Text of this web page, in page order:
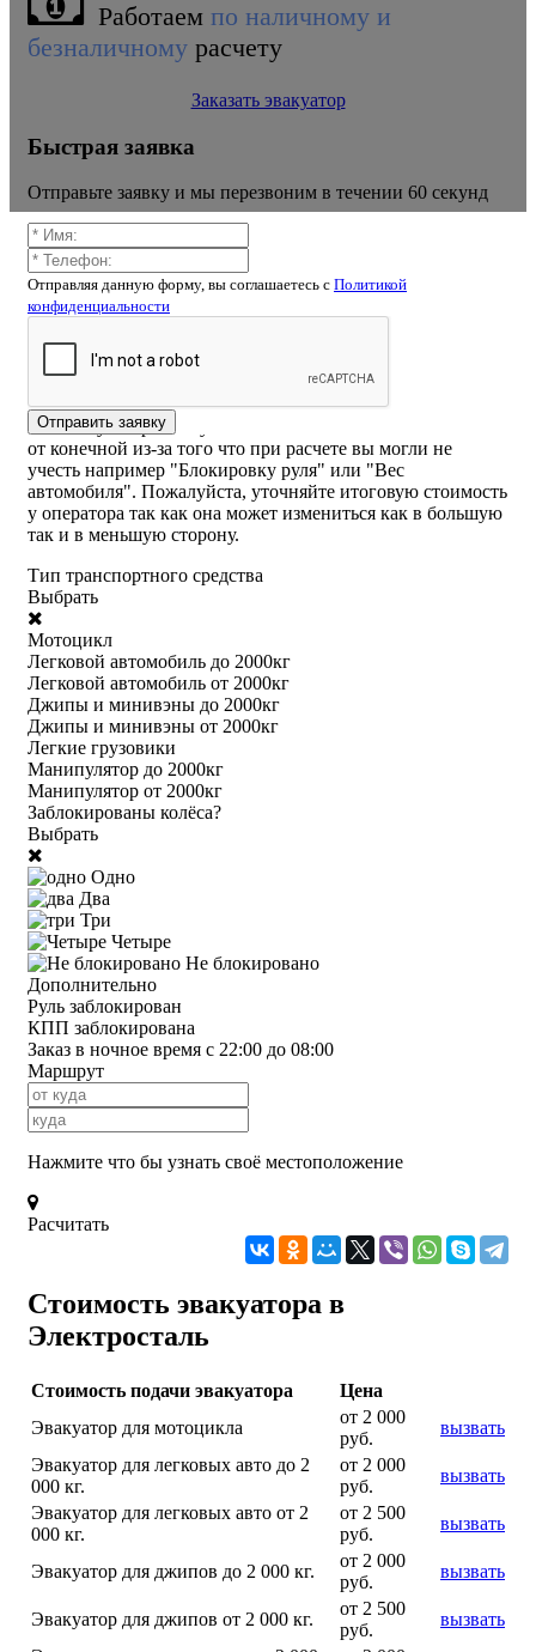
Работаем по наличному и
безналичному расчету
Заказать эвакуатор
Быстрая заявка
Отправьте заявку и мы перезвоним в течении 60 секунд
Отправляя данную форму, вы соглашаетесь c Политикой
конфиденциальности
Отправить заявку
Калькулятор расчёта стоимости
эвакуатора Электросталь
ВНИМАНИЕ! Стоимость рассчитанная самостоятельно
на калькуляторе или указанная на сайте может отличаться
от конечной из-за того что при расчете вы могли не
учесть например "Блокировку руля" или "Вес
автомобиля". Пожалуйста, уточняйте итоговую стоимость
у оператора так как она может измениться как в большую
так и в меньшую сторону.
Тип транспортного средства
Выбрать
Мотоцикл
Легковой автомобиль до 2000кг
Легковой автомобиль от 2000кг
Джипы и минивэны до 2000кг
Джипы и минивэны от 2000кг
Легкие грузовики
Манипулятор до 2000кг
Манипулятор от 2000кг
Заблокированы колёса?
Выбрать
Одно
Два
Три
Четыре
Не блокировано
Дополнительно
Руль заблокирован
КПП заблокирована
Заказ в ночное время с 22:00 до 08:00
Маршрут
Нажмите что бы узнать своё местоположение
Расчитать
Стоимость эвакуатора в
Электросталь
Стоимость подачи эвакуатора
Цена
Эвакуатор для мотоцикла
от 2 000
руб.
вызвать
Эвакуатор для легковых авто до 2
000 кг.
от 2 000
руб.
вызвать
Эвакуатор для легковых авто от 2
000 кг.
от 2 500
руб.
вызвать
Эвакуатор для джипов до 2 000 кг.
от 2 000
руб.
вызвать
Эвакуатор для джипов от 2 000 кг.
от 2 500
руб.
вызвать